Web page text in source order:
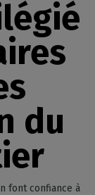
du
font confiance à